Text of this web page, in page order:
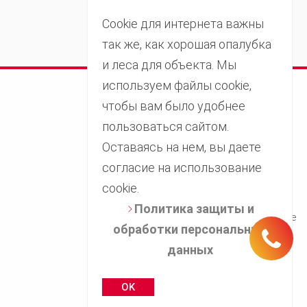
Свяжитесь с нами
+998 (770) 63-54-54
market@peri.com.uz
Показать местоположение
Cookie для интернета важны
так же, как хорошая опалубка
и леса для объекта. Мы
используем файлы cookie,
чтобы вам было удобнее
пользоваться сайтом.
Оставаясь на нем, вы даете
согласие на использование
cookie.
Политика защиты и
обработки персональных
данных
OK